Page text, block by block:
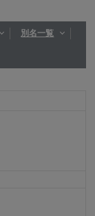
別名一覧